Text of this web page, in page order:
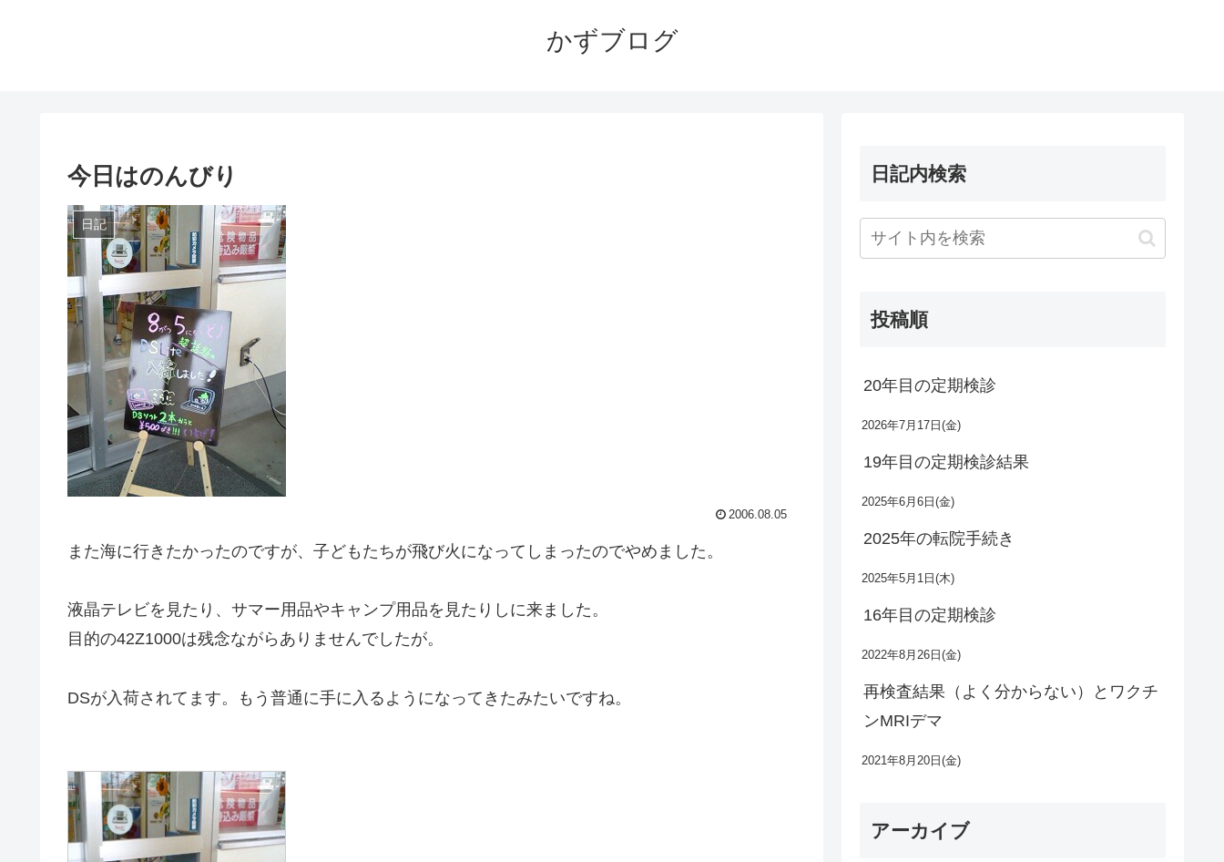
かずブログ
今日はのんびり
日記
2006.08.05
また海に行きたかったのですが、子どもたちが飛び火になってしまったのでやめました。
液晶テレビを見たり、サマー用品やキャンプ用品を見たりしに来ました。
目的の42Z1000は残念ながらありませんでしたが。
DSが入荷されてます。もう普通に手に入るようになってきたみたいですね。
日記内検索
投稿順
20年目の定期検診
2026年7月17日(金)
19年目の定期検診結果
2025年6月6日(金)
2025年の転院手続き
2025年5月1日(木)
16年目の定期検診
2022年8月26日(金)
再検査結果（よく分からない）とワクチ
ンMRIデマ
2021年8月20日(金)
アーカイブ